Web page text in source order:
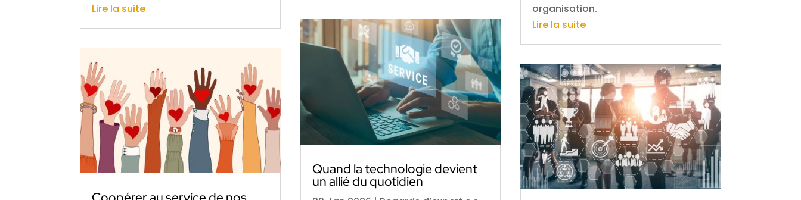
Lire la suite
Quand la technologie devient
un allié du quotidien
organisation.
Lire la suite